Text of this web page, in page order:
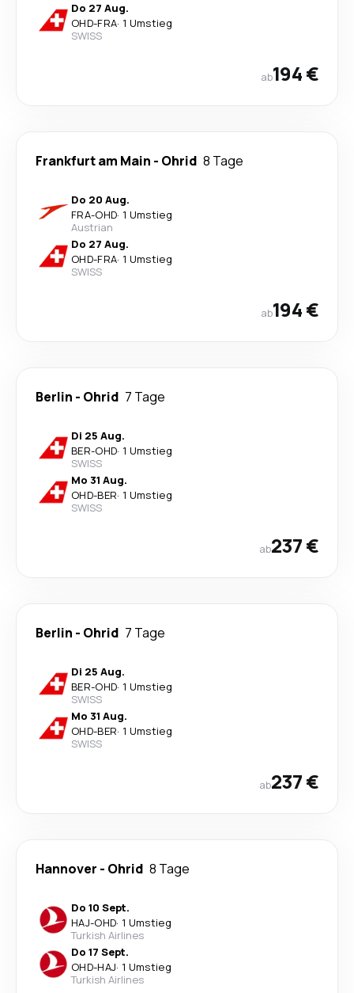
Do 27 Aug.
OHD-FRA· 1 Umstieg
SWISS
ab194 €
Frankfurt am Main - Ohrid 8 Tage
Do 20 Aug.
FRA-OHD· 1 Umstieg
Austrian
Do 27 Aug.
OHD-FRA· 1 Umstieg
SWISS
ab194 €
Berlin - Ohrid 7 Tage
Di 25 Aug.
BER-OHD· 1 Umstieg
SWISS
Mo 31 Aug.
OHD-BER· 1 Umstieg
SWISS
ab237 €
Berlin - Ohrid 7 Tage
Di 25 Aug.
BER-OHD· 1 Umstieg
SWISS
Mo 31 Aug.
OHD-BER· 1 Umstieg
SWISS
ab237 €
Hannover - Ohrid 8 Tage
Do 10 Sept.
HAJ-OHD· 1 Umstieg
Turkish Airlines
Do 17 Sept.
OHD-HAJ· 1 Umstieg
Turkish Airlines